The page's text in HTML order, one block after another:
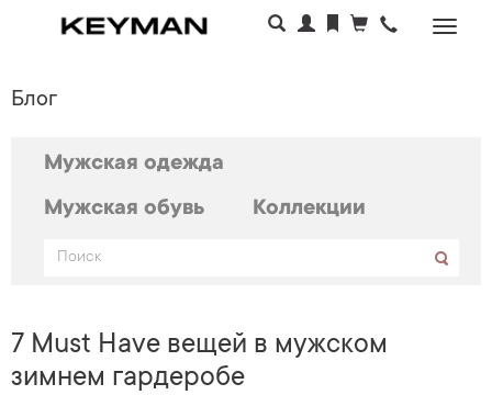
Блог
Мужская одежда
Мужская обувь
Коллекции
7 Must Have вещей в мужском
зимнем гардеробе